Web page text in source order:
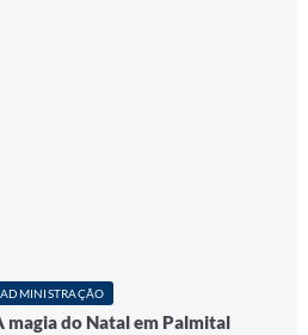
ADMINISTRAÇÃO
magia do Natal em Palmital